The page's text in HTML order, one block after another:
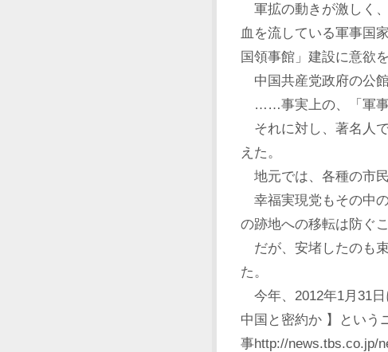
軍拡の動きが激しく
血を流している軍事国
国領事館」建設に意欲
中国共産党政府の公
……事実上の、「軍事
それに対し、著名人
えた。
地元では、各種の市
幸福実現党もその中
の跡地への移転は防ぐ
だが、安堵したのも
た。
今年、2012年1月31
中国と密約か 】という
事http://news.tbs.co.jp/